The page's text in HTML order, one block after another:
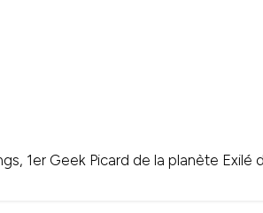
1er Geek Picard de la planète Exilé